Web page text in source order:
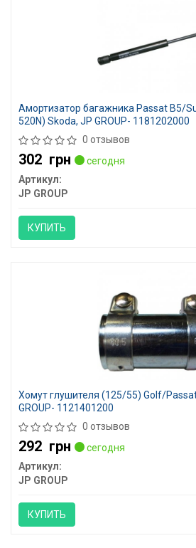
Амортизатор багажника Passat B5/
520N) Skoda, JP GROUP- 1181202000
0 отзывов
302 грн
сегодня
Артикул:
JP GROUP
КУПИТЬ
Хомут глушителя (125/55) Golf/
GROUP- 1121401200
0 отзывов
292 грн
сегодня
Артикул:
JP GROUP
КУПИТЬ